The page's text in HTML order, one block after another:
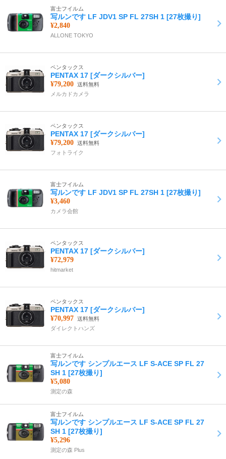
富士フイルム
写ルンです LF JDV1 SP FL 27SH 1 [27枚撮り]
¥2,840
ALLONE TOKYO
ペンタックス
PENTAX 17 [ダークシルバー]
¥79,200 送料無料
メルカドカメラ
ペンタックス
PENTAX 17 [ダークシルバー]
¥79,200 送料無料
フォトライク
富士フイルム
写ルンです LF JDV1 SP FL 27SH 1 [27枚撮り]
¥3,460
カメラ会館
ペンタックス
PENTAX 17 [ダークシルバー]
¥72,979
hitmarket
ペンタックス
PENTAX 17 [ダークシルバー]
¥70,997 送料無料
ダイレクトハンズ
富士フイルム
写ルンです シンプルエース LF S-ACE SP FL 27
SH 1 [27枚撮り]
¥5,080
測定の森
富士フイルム
写ルンです シンプルエース LF S-ACE SP FL 27
SH 1 [27枚撮り]
¥5,296
測定の森 Plus